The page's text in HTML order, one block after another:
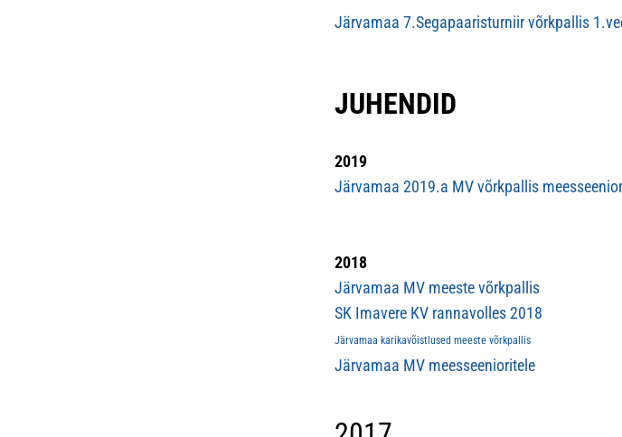
Järvamaa 7.Segapaaristurniir võrkpallis
JUHENDID
2019
Järvamaa 2019.a MV võrkpallis
2018
Järvamaa MV meeste võrkpallis
SK Imavere KV rannavolles 2018
Järvamaa karikavõistlused meeste võrkpallis
Järvamaa MV meesseenioritele